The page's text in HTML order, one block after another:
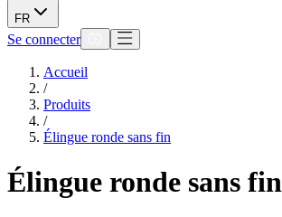
FR
Se connecter
Accueil
/
Produits
/
Élingue ronde sans fin
Élingue ronde sans fin